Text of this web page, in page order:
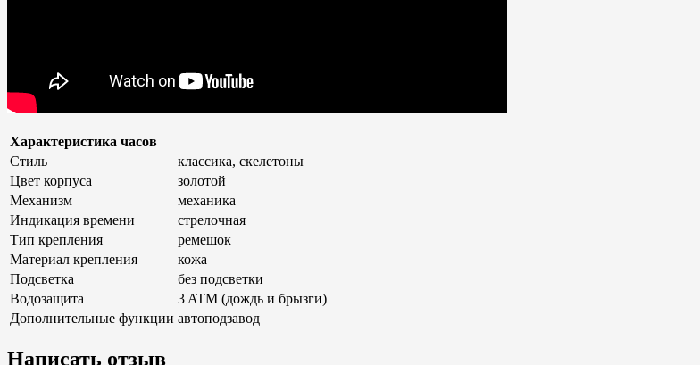
Характеристика часов
Стиль
классика, скелетоны
Цвет корпуса
золотой
Механизм
механика
Индикация времени
стрелочная
Тип крепления
ремешок
Материал крепления
кожа
Подсветка
без подсветки
Водозащита
3 ATM (дождь и брызги)
Дополнительные функции автоподзавод
Написать отзыв